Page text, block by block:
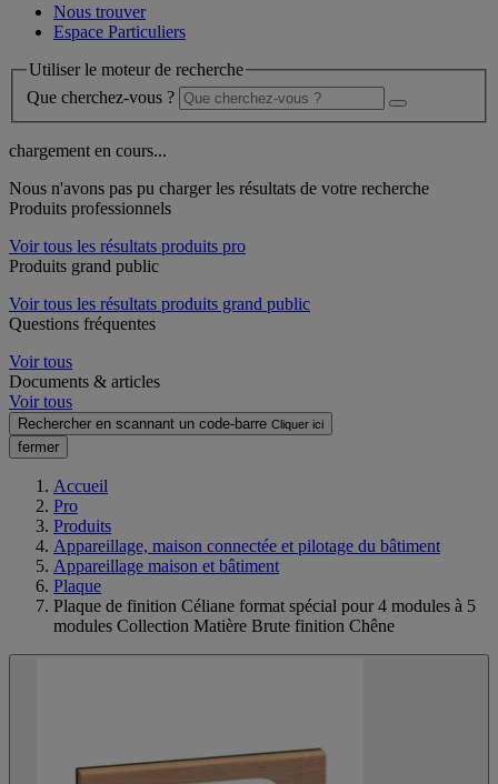
Nous trouver
Espace Particuliers
Utiliser le moteur de recherche
Que cherchez-vous ?
chargement en cours...
Nous n'avons pas pu charger les résultats de votre recherche
Produits professionnels
Voir tous les résultats produits pro
Produits grand public
Voir tous les résultats produits grand public
Questions fréquentes
Voir tous
Documents & articles
Voir tous
Rechercher en scannant un code-barre Cliquer ici
fermer
Accueil
Pro
Produits
Appareillage, maison connectée et pilotage du bâtiment
Appareillage maison et bâtiment
Plaque
Plaque de finition Céliane format spécial pour 4 modules à 5
modules Collection Matière Brute finition Chêne